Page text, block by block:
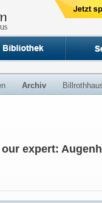
Archiv
expert: